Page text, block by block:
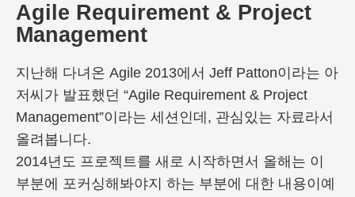
Agile Requirement & Project
Management
지난해 다녀온 Agile 2013에서 Jeff Patton이라는 아
저씨가 발표했던 “Agile Requirement & Project
Management”이라는 세션인데, 관심있는 자료라서
올려봅니다.
2014년도 프로젝트를 새로 시작하면서 올해는 이
부분에 포커싱해봐야지 하는 부분에 대한 내용이예